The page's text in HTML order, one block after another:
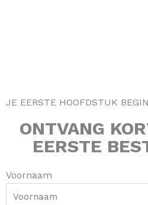
JE EERSTE HOOFDSTUK
ONTVANG
EERSTE
Voornaam